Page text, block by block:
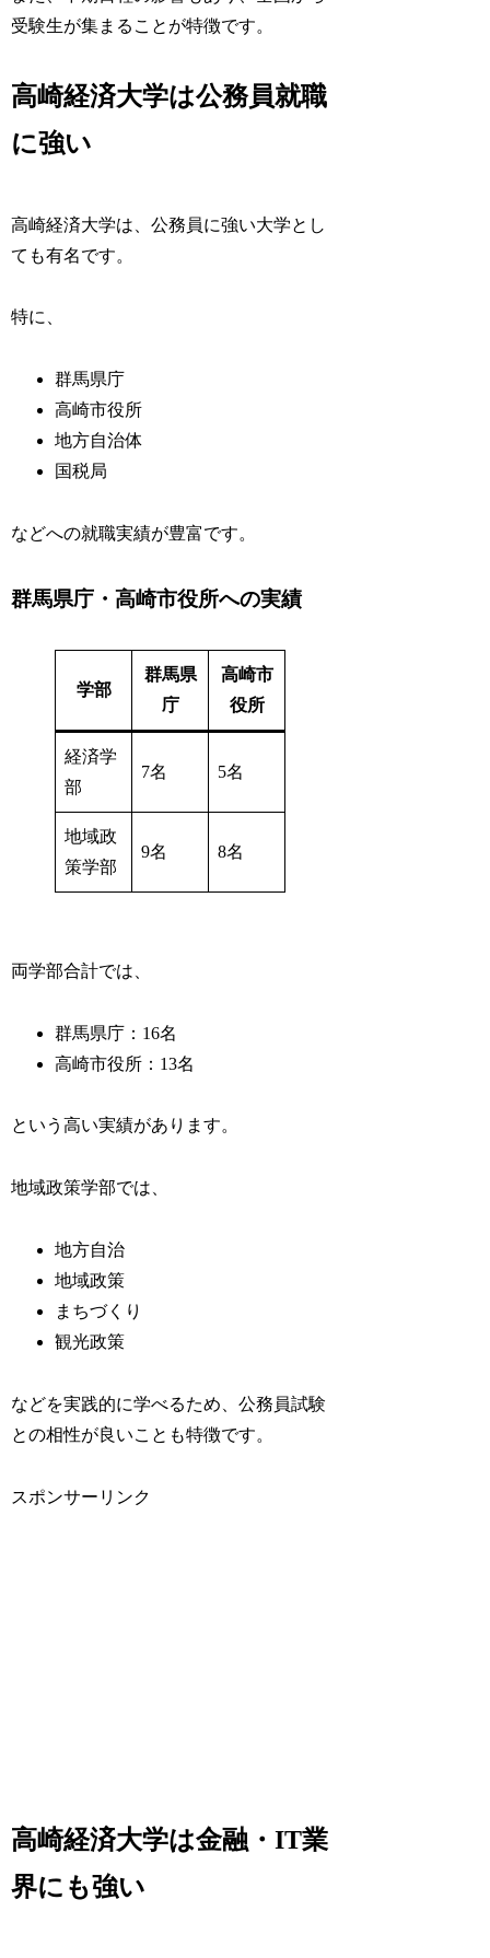
受験生が集まることが特徴です。
高崎経済大学は公務員就職
に強い
高崎経済大学は、公務員に強い大学とし
ても有名です。
特に、
群馬県庁
高崎市役所
地方自治体
国税局
などへの就職実績が豊富です。
群馬県庁・高崎市役所への実績
学部
群馬県
庁
高崎市
役所
経済学
部
7名 5名
地域政
策学部
9名 8名
両学部合計では、
群馬県庁：16名
高崎市役所：13名
という高い実績があります。
地域政策学部では、
地方自治
地域政策
まちづくり
観光政策
などを実践的に学べるため、公務員試験
との相性が良いことも特徴です。
スポンサーリンク
高崎経済大学は金融・IT業
界にも強い